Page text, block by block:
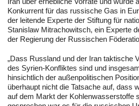
Konkurrent für das russische Gas in
der leitende Experte der Stiftung für
Stanislaw Mitrachowitsch, ein Experte
der Regierung der Russischen
„Dass Russland und der Iran taktische
des Syrien-Konfliktes sind und
hinsichtlich der außenpolitischen
überhaupt nicht die Tatsache auf, dass
auf dem Markt der Kohlenwasserstoffe